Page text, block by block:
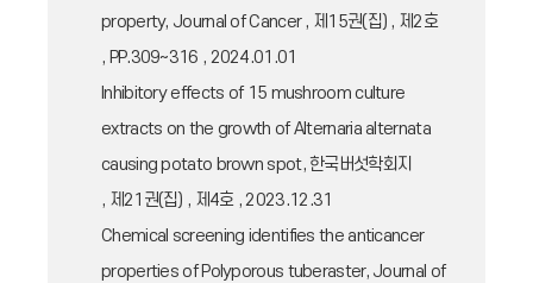
property, Journal of Cancer , 제15권(집) , 제2호
, PP.309~316 , 2024.01.01
Inhibitory effects of 15 mushroom culture
extracts on the growth of Alternaria alternata
causing potato brown spot, 한국버섯학회지
, 제21권(집) , 제4호 , 2023.12.31
Chemical screening identifies the anticancer
properties of Polyporous tuberaster, Journal of